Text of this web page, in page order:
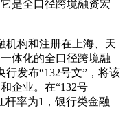
是全口径跨境融资宏
构和注册在上海、天
体化的全口径跨境融
发布“132号文”，将该
企业。在“132号
杆率为1，银行类金融